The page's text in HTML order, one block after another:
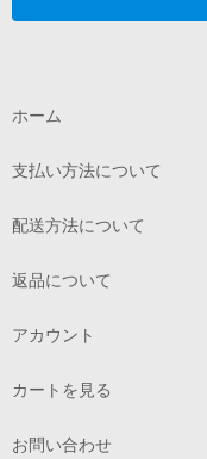
ホーム
支払い方法について
配送方法について
返品について
アカウント
カートを見る
お問い合わせ